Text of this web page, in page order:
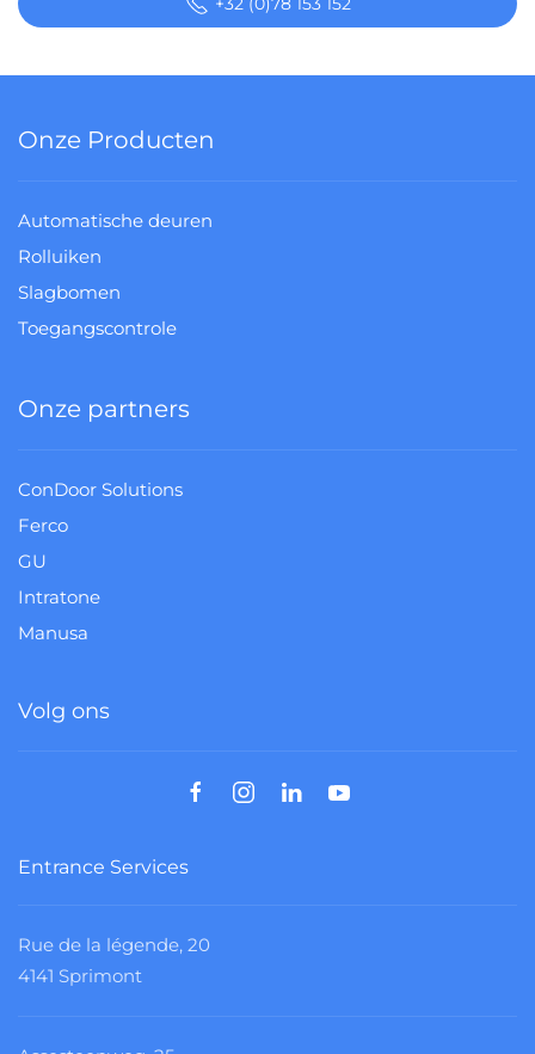
Onze Producten
Automatische deuren
Rolluiken
Slagbomen
Toegangscontrole
Onze partners
ConDoor Solutions
Ferco
GU
Intratone
Manusa
Volg ons
Entrance Services
Rue de la légende, 20
4141 Sprimont